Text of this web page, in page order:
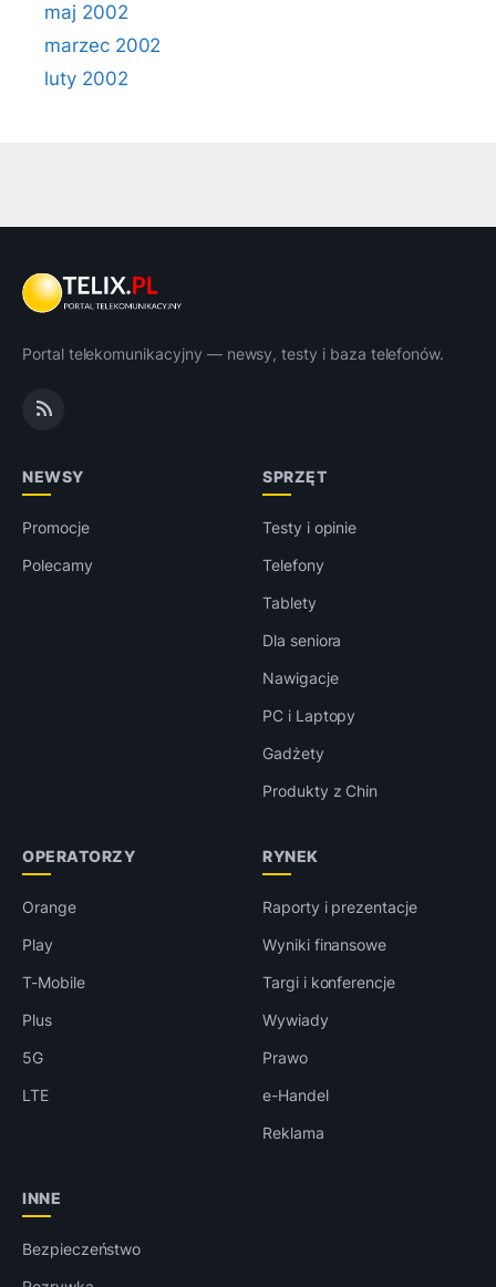
maj 2002
marzec 2002
luty 2002
Portal telekomunikacyjny — newsy, testy i baza telefonów.
NEWSY
Promocje
Polecamy
SPRZĘT
Testy i opinie
Telefony
Tablety
Dla seniora
Nawigacje
PC i Laptopy
Gadżety
Produkty z Chin
OPERATORZY
Orange
Play
T-Mobile
Plus
5G
LTE
RYNEK
Raporty i prezentacje
Wyniki finansowe
Targi i konferencje
Wywiady
Prawo
e-Handel
Reklama
INNE
Bezpieczeństwo